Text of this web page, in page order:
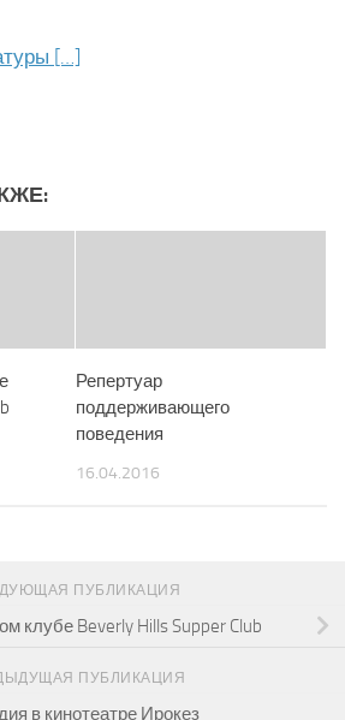
[…]
Репертуар
поддерживающего
поведения
16.04.2016
ПУБЛИКАЦИЯ
клубе Beverly Hills Supper Club
ПУБЛИКАЦИЯ
в кинотеатре Ирокез